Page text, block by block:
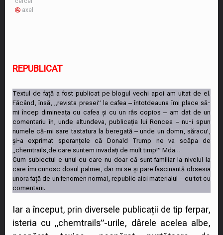
axel
REPUBLICAT
Textul de față a fost publicat pe blogul vechi apoi am uitat de el.
Făcând, însă, „revista presei” la cafea – întotdeauna îmi place să-
mi încep dimineața cu cafea și cu un râs copios – am dat de un
comentariu în, unde altundeva, publicația lui Roncea – nu-i spun
numele că-mi sare tastatura la beregată – unde un domn, săracu’,
și-a exprimat speranțele că Donald Trump ne va scăpa de
„chemtrails,de care suntem invadați de mult timp!” Mda…
Cum subiectul e unul cu care nu doar că sunt familiar la nivelul la
care îmi cunosc dosul palmei, dar mi se și pare fascinantă obsesia
unora față de un fenomen normal, republic aici materialul – cu tot cu
comentarii.
Iar a început, prin diversele publicații de tip ferpar,
isteria cu „chemtrails”-urile, dârele acelea albe,